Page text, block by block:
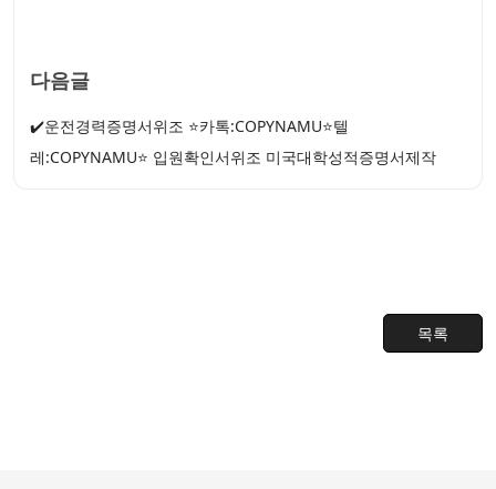
다음글
✔️운전경력증명서위조 ⭐카톡:COPYNAMU⭐텔
레:COPYNAMU⭐ 입원확인서위조 미국대학성적증명서제작
목록